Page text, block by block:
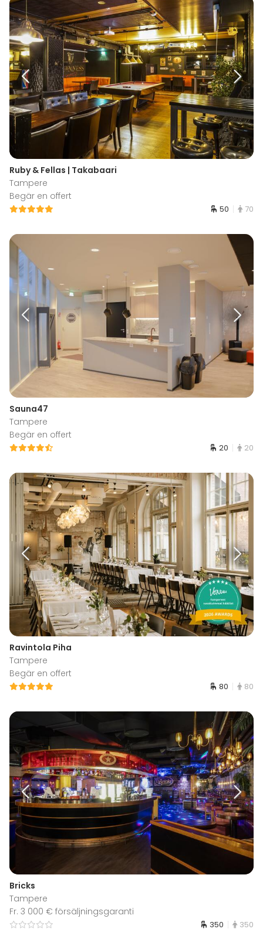
Ruby & Fellas | Takabaari
Tampere
Begär en offert
50 70
Sauna47
Tampere
Begär en offert
20 20
Ravintola Piha
Tampere
Begär en offert
80 80
Bricks
Tampere
Fr. 3 000 € försäljningsgaranti
350 350